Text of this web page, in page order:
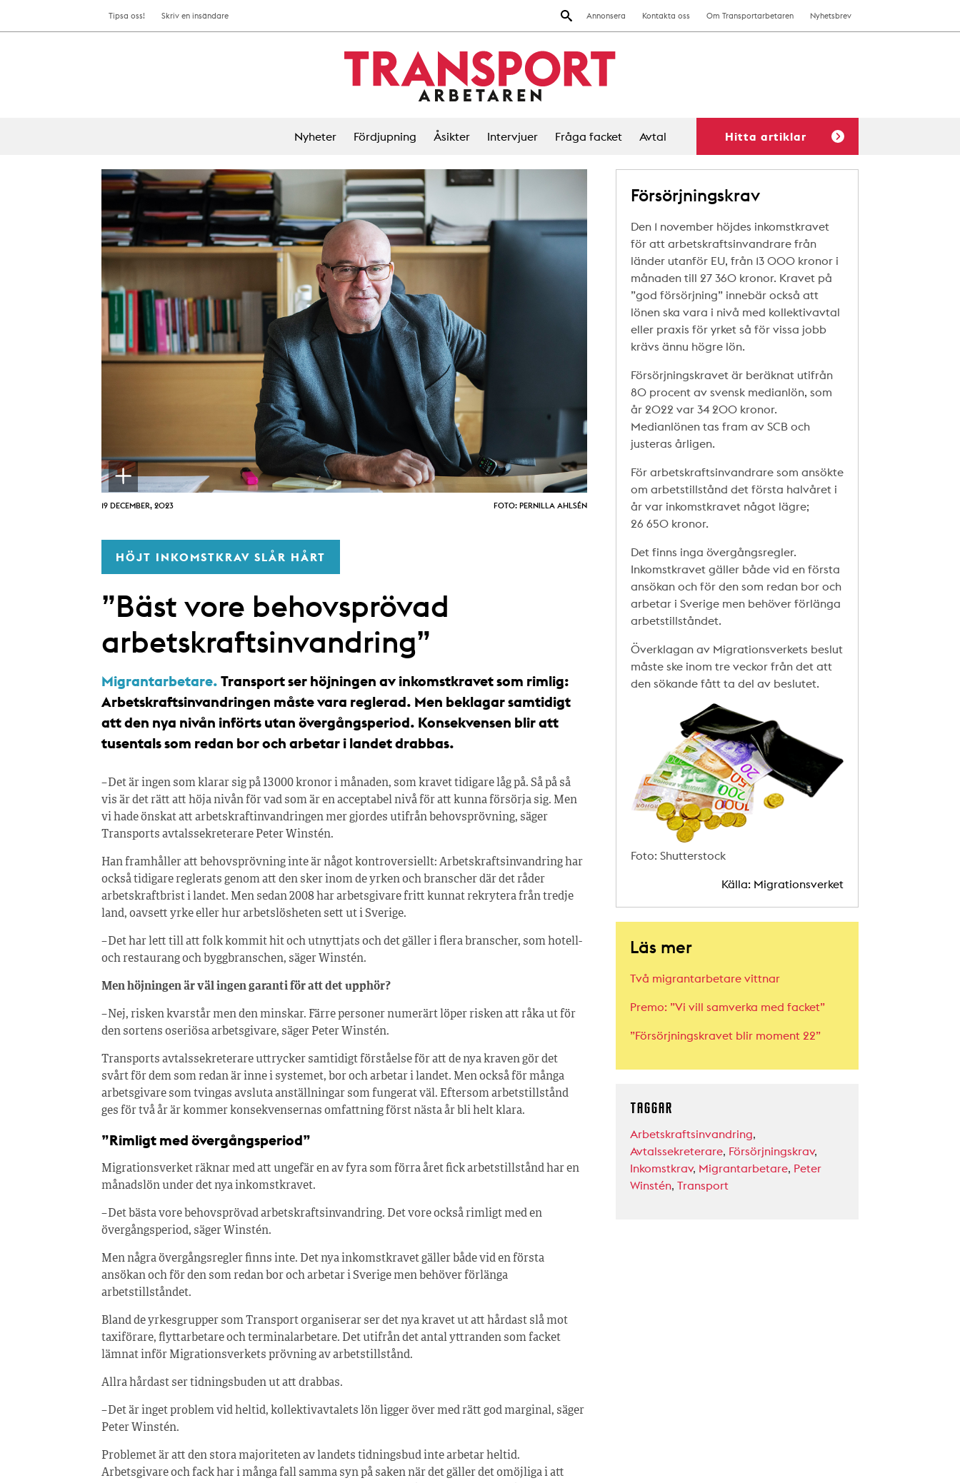
Annonsera Kontakta oss Om Transportarbetaren Nyhetsbrev
Tipsa oss! Skriv en insändare
Nyheter Fördjupning Åsikter Intervjuer Fråga facket Avtal Hitta artiklar
19 DECEMBER, 2023 FOTO: PERNILLA AHLSÉN
HÖJT INKOMSTKRAV SLÅR HÅRT
”Bäst vore behovsprövad
arbetskraftsinvandring”
Migrantarbetare. Transport ser höjningen av inkomstkravet som rimlig:
Arbetskraftsinvandringen måste vara reglerad. Men beklagar samtidigt
att den nya nivån införts utan övergångsperiod. Konsekvensen blir att
tusentals som redan bor och arbetar i landet drabbas.
– Det är ingen som klarar sig på 13 000 kronor i månaden, som kravet tidigare låg på. Så på så
vis är det rätt att höja nivån för vad som är en acceptabel nivå för att kunna försörja sig. Men
vi hade önskat att arbetskraftinvandringen mer gjordes utifrån behovsprövning, säger
Transports avtalssekreterare Peter Winstén.
Han framhåller att behovsprövning inte är något kontroversiellt: Arbetskraftsinvandring har
också tidigare reglerats genom att den sker inom de yrken och branscher där det råder
arbetskraftbrist i landet. Men sedan 2008 har arbetsgivare fritt kunnat rekrytera från tredje
land, oavsett yrke eller hur arbetslösheten sett ut i Sverige.
– Det har lett till att folk kommit hit och utnyttjats och det gäller i flera branscher, som hotell-
och restaurang och byggbranschen, säger Winstén.
Men höjningen är väl ingen garanti för att det upphör?
– Nej, risken kvarstår men den minskar. Färre personer numerärt löper risken att råka ut för
den sortens oseriösa arbetsgivare, säger Peter Winstén.
Transports avtalssekreterare uttrycker samtidigt förståelse för att de nya kraven gör det
svårt för dem som redan är inne i systemet, bor och arbetar i landet. Men också för många
arbetsgivare som tvingas avsluta anställningar som fungerat väl. Eftersom arbetstillstånd
ges för två år är kommer konsekvensernas omfattning först nästa år bli helt klara.
”Rimligt med övergångsperiod”
Migrationsverket räknar med att ungefär en av fyra som förra året fick arbetstillstånd har en
månadslön under det nya inkomstkravet.
– Det bästa vore behovsprövad arbetskraftsinvandring. Det vore också rimligt med en
övergångsperiod, säger Winstén.
Men några övergångsregler finns inte. Det nya inkomstkravet gäller både vid en första
ansökan och för den som redan bor och arbetar i Sverige men behöver förlänga
arbetstillståndet.
Bland de yrkesgrupper som Transport organiserar ser det nya kravet ut att hårdast slå mot
taxiförare, flyttarbetare och terminalarbetare. Det utifrån det antal yttranden som facket
lämnat inför Migrationsverkets prövning av arbetstillstånd.
Allra hårdast ser tidningsbuden ut att drabbas.
– Det är inget problem vid heltid, kollektivavtalets lön ligger över med rätt god marginal, säger
Peter Winstén.
Problemet är att den stora majoriteten av landets tidningsbud inte arbetar heltid.
Arbetsgivare och fack har i många fall samma syn på saken när det gäller det omöjliga i att
Försörjningskrav
Den 1 november höjdes inkomstkravet
för att arbetskraftsinvandrare från
länder utanför EU, från 13 000 kronor i
månaden till 27 360 kronor. Kravet på
”god försörjning” innebär också att
lönen ska vara i nivå med kollektivavtal
eller praxis för yrket så för vissa jobb
krävs ännu högre lön.
Försörjningskravet är beräknat utifrån
80 procent av svensk medianlön, som
år 2022 var 34 200 kronor.
Medianlönen tas fram av SCB och
justeras årligen.
För arbetskraftsinvandrare som ansökte
om arbetstillstånd det första halvåret i
år var inkomstkravet något lägre;
26 650 kronor.
Det finns inga övergångsregler.
Inkomstkravet gäller både vid en första
ansökan och för den som redan bor och
arbetar i Sverige men behöver förlänga
arbetstillståndet.
Överklagan av Migrationsverkets beslut
måste ske inom tre veckor från det att
den sökande fått ta del av beslutet.
Foto: Shutterstock
Källa: Migrationsverket
Läs mer
Två migrantarbetare vittnar
Premo: ”Vi vill samverka med facket”
”Försörjningskravet blir moment 22”
TAGGAR
Arbetskraftsinvandring,
Avtalssekreterare, Försörjningskrav,
Inkomstkrav, Migrantarbetare, Peter
Winstén, Transport